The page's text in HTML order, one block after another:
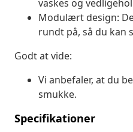
vaskes og
Modulært design:
rundt på, så du kan
Godt at vide:
Vi anbefaler, at du
smukke.
Specifikationer